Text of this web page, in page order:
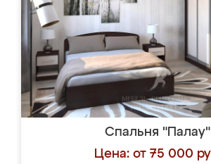
Спальня "Палау"
Цена: от 75 000